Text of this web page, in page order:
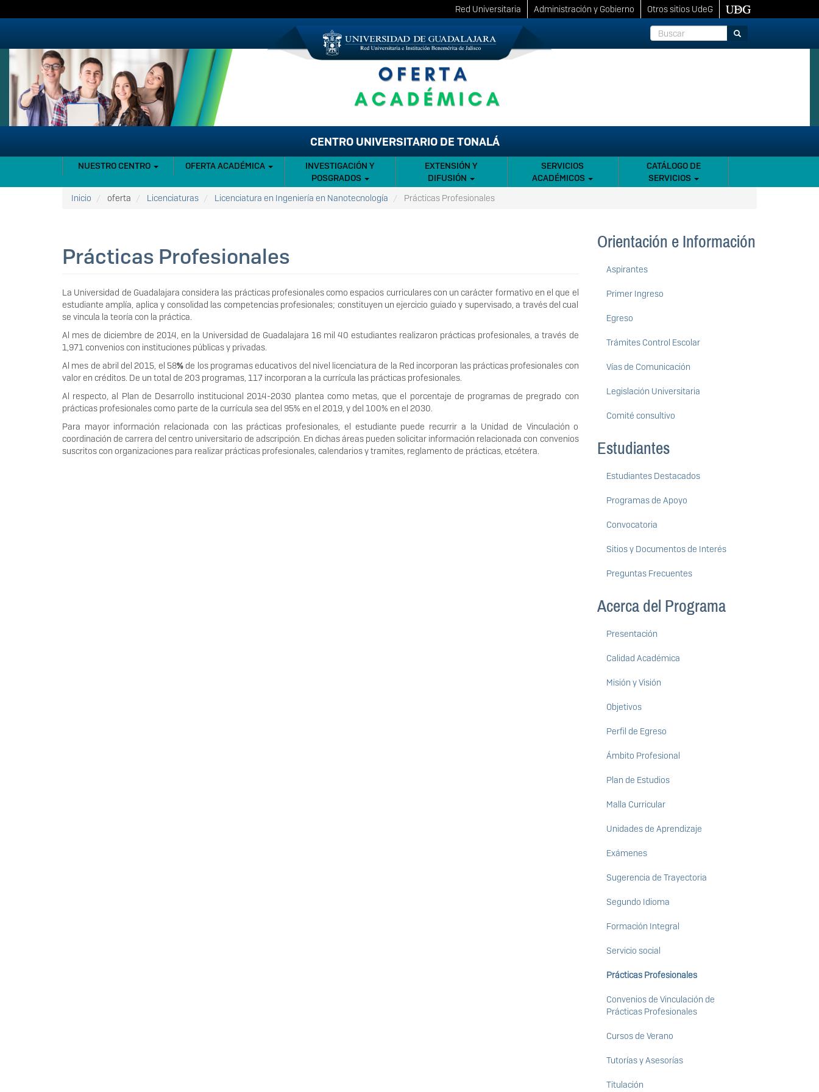
al
Red Universitaria Administración y Gobierno
Otros sitios UdeG
Buscar
Buscar
CENTRO UNIVERSITARIO DE TONALÁ
NAVEGACIÓN
PRINCIPAL
NUESTRO CENTRO OFERTA ACADÉMICA
INVESTIGACIÓN Y
POSGRADOS
EXTENSIÓN Y
DIFUSIÓN
SERVICIOS
ACADÉMICOS
CATÁLOGO DE
SERVICIOS
Inicio
oferta Licenciaturas Licenciatura en Ingeniería en Nanotecnología Prácticas Profesionales
Prácticas Profesionales
La Universidad de Guadalajara considera las prácticas profesionales como espacios curriculares con un carácter formativo en el que el
estudiante amplía, aplica y consolidad las competencias profesionales; constituyen un ejercicio guiado y supervisado, a través del cual
se vincula la teoría con la práctica.
Al mes de diciembre de 2014, en la Universidad de Guadalajara 16 mil 40 estudiantes realizaron prácticas profesionales, a través de
1,971 convenios con instituciones públicas y privadas.
Al mes de abril del 2015, el 58% de los programas educativos del nivel licenciatura de la Red incorporan las prácticas profesionales con
valor en créditos. De un total de 203 programas, 117 incorporan a la currícula las prácticas profesionales.
Al respecto, al Plan de Desarrollo institucional 2014-2030 plantea como metas, que el porcentaje de programas de pregrado con
prácticas profesionales como parte de la currícula sea del 95% en el 2019, y del 100% en el 2030.
Para mayor información relacionada con las prácticas profesionales, el estudiante puede recurrir a la Unidad de Vinculación o
coordinación de carrera del centro universitario de adscripción. En dichas áreas pueden solicitar información relacionada con convenios
suscritos con organizaciones para realizar prácticas profesionales, calendarios y tramites, reglamento de prácticas, etcétera.
Orientación e Información
Aspirantes
Primer Ingreso
Egreso
Trámites Control Escolar
Vías de Comunicación
Legislación Universitaria
Comité consultivo
Estudiantes
Estudiantes Destacados
Programas de Apoyo
Convocatoria
Sitios y Documentos de Interés
Preguntas Frecuentes
Acerca del Programa
Presentación
Calidad Académica
Misión y Visión
Objetivos
Perfil de Egreso
Ámbito Profesional
Plan de Estudios
Malla Curricular
Unidades de Aprendizaje
Exámenes
Sugerencia de Trayectoria
Segundo Idioma
Formación Integral
Servicio social
Prácticas Profesionales
Convenios de Vinculación de
Prácticas Profesionales
Cursos de Verano
Tutorías y Asesorías
Titulación